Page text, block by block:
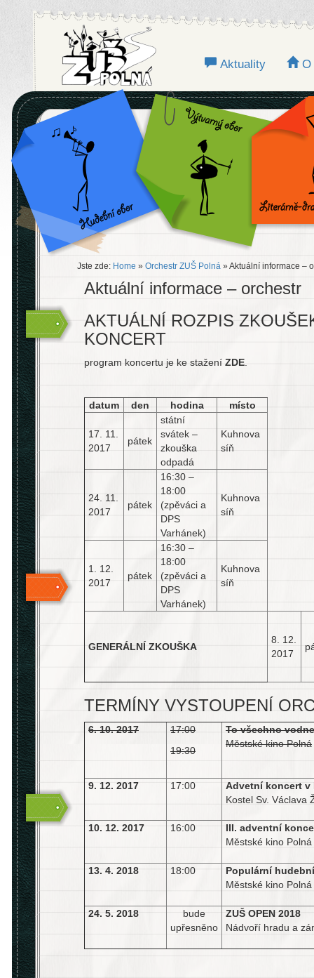
Aktuality O
Jste zde: Home » Orchestr ZUŠ Polná » Aktuální informace –
Aktuální informace – orchestr
AKTUÁLNÍ ROZPIS
KONCERT
program koncertu je ke stažení ZDE
datum den hodina místo
17. 11.
2017
pátek
státní
svátek –
zkouška
odpadá
Kuhnova
síň
24. 11.
2017
pátek
16:30 –
18:00
(zpěváci a
DPS
Varhánek)
Kuhnova
síň
1. 12.
2017
pátek
16:30 –
18:00
(zpěváci a
DPS
Varhánek)
Kuhnova
síň
GENERÁLNÍ ZKOUŠKA
8. 12.
2017
TERMÍNY VYSTOUPENÍ
6. 10. 2017
17:00
19:30
To všechno
Městské kino Polná
9. 12. 2017 17:00
Advetní koncert v
Kostel Sv. Václava
10. 12. 2017 16:00
III. adventní
Městské kino Polná
13. 4. 2018 18:00
Populární
Městské kino Polná
24. 5. 2018
bude
upřesněno
ZUŠ OPEN 2018
Nádvoří hradu a